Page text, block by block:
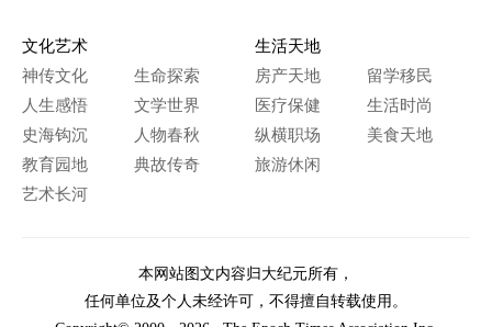
文化艺术
神传文化
生命探索
人生感悟
文学世界
史海钩沉
人物春秋
教育园地
典故传奇
艺术长河
生活天地
房产天地
留学移民
医疗保健
生活时尚
纵横职场
美食天地
旅游休闲
本网站图文内容归大纪元所有，
任何单位及个人未经许可，不得擅自转载使用。